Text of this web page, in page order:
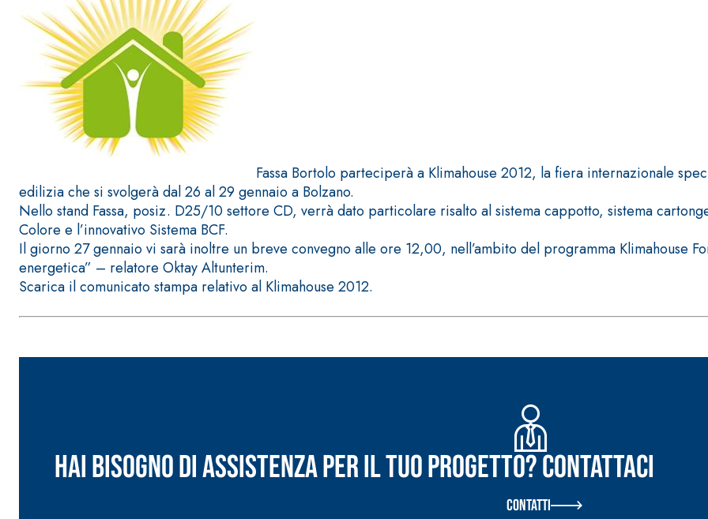
Fassa Bortolo parteciperà a Klimahouse 2012, la fiera internazionale
edilizia che si svolgerà dal 26 al 29 gennaio a Bolzano.
Nello stand Fassa, posiz. D25/10 settore CD, verrà dato particolare risalto al sistema cappotto, sistema
Colore e l’innovativo Sistema BCF.
Il giorno 27 gennaio vi sarà inoltre un breve convegno alle ore 12,00, nell’ambito del programma Klimahouse
energetica” – relatore Oktay Altunterim.
Scarica il comunicato stampa relativo al Klimahouse 2012.
Hai bisogno di assistenza per il tuo progetto? Contattaci
Contatti
Sistema POSA PAVIMENTI E RIVESTIMENTI
AQUAZIP ONE PRO
Guaina impermeabilizzante elastica monocomponente polimero
cementizia
SICURA G3
Idropittura decorativa